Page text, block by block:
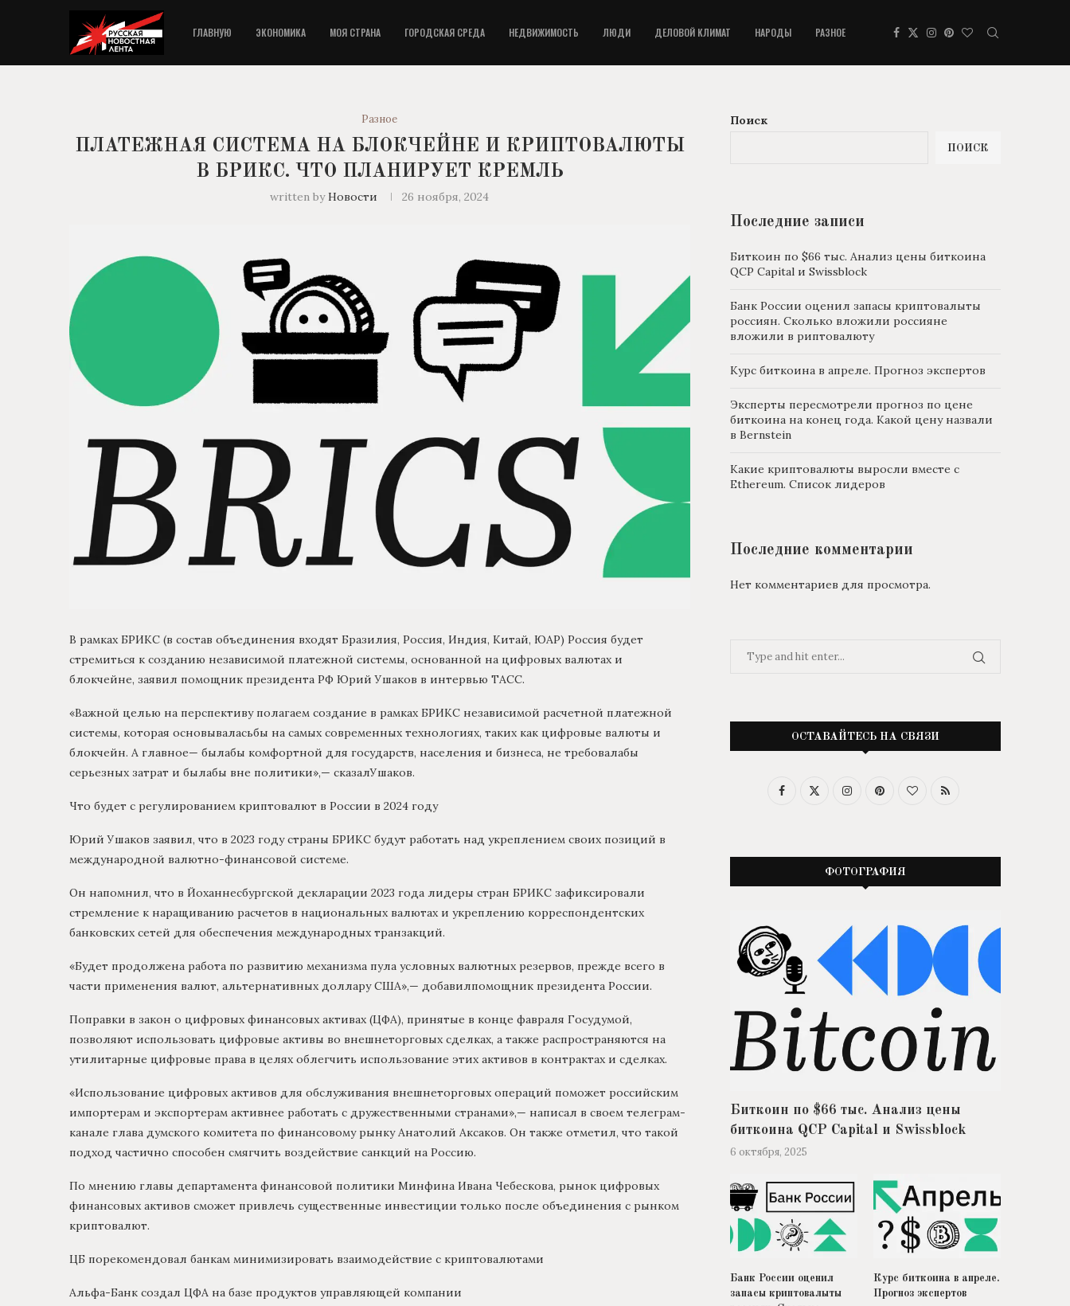
ГЛАВНУЮ ЭКОНОМИКА МОЯ СТРАНА ГОРОДСКАЯ СРЕДА НЕДВИЖИМОСТЬ ЛЮДИ ДЕЛОВОЙ КЛИМАТ НАРОДЫ РАЗНОЕ
Разное
ПЛАТЕЖНАЯ СИСТЕМА НА БЛОКЧЕЙНЕ И КРИПТОВАЛЮТЫ
В БРИКС. ЧТО ПЛАНИРУЕТ КРЕМЛЬ
written byНовости 26 ноября, 2024
В рамках БРИКС (в состав объединения входят Бразилия, Россия, Индия, Китай, ЮАР) Россия будет
стремиться к созданию независимой платежной системы, основанной на цифровых валютах и
блокчейне, заявил помощник президента РФ Юрий Ушаков в интервью ТАСС.
«Важной целью на перспективу полагаем создание в рамках БРИКС независимой расчетной платежной
системы, которая основываласьбы на самых современных технологиях, таких как цифровые валюты и
блокчейн. А главное— былабы комфортной для государств, населения и бизнеса, не требовалабы
серьезных затрат и былабы вне политики»,— сказалУшаков.
Что будет с регулированием криптовалют в России в 2024 году
Юрий Ушаков заявил, что в 2023 году страны БРИКС будут работать над укреплением своих позиций в
международной валютно-финансовой системе.
Он напомнил, что в Йоханнесбургской декларации 2023 года лидеры стран БРИКС зафиксировали
стремление к наращиванию расчетов в национальных валютах и укреплению корреспондентских
банковских сетей для обеспечения международных транзакций.
«Будет продолжена работа по развитию механизма пула условных валютных резервов, прежде всего в
части применения валют, альтернативных доллару США»,— добавилпомощник президента России.
Поправки в закон о цифровых финансовых активах (ЦФА), принятые в конце фавраля Госудумой,
позволяют использовать цифровые активы во внешнеторговых сделках, а также распространяются на
утилитарные цифровые права в целях облегчить использование этих активов в контрактах и сделках.
«Использование цифровых активов для обслуживания внешнеторговых операций поможет российским
импортерам и экспортерам активнее работать с дружественными странами»,— написал в своем телеграм-
канале глава думского комитета по финансовому рынку Анатолий Аксаков. Он также отметил, что такой
подход частично способен смягчить воздействие санкций на Россию.
По мнению главы департамента финансовой политики Минфина Ивана Чебескова, рынок цифровых
финансовых активов сможет привлечь существенные инвестиции только после объединения с рынком
криптовалют.
ЦБ порекомендовал банкам минимизировать взаимодействие с криптовалютами
Альфа-Банк создал ЦФА на базе продуктов управляющей компании
Поиск
ПОИСК
Последние записи
Биткоин по $66 тыс. Анализ цены биткоина
QCP Capital и Swissblock
Банк России оценил запасы криптовалыты
россиян. Сколько вложили россияне
вложили в риптовалюту
Курс биткоина в апреле. Прогноз экспертов
Эксперты пересмотрели прогноз по цене
биткоина на конец года. Какой цену назвали
в Bernstein
Какие криптовалюты выросли вместе с
Ethereum. Список лидеров
Последние комментарии
Нет комментариев для просмотра.
ОСТАВАЙТЕСЬ НА СВЯЗИ
ФОТОГРАФИЯ
Биткоин по $66 тыс. Анализ цены
биткоина QCP Capital и Swissblock
6 октября, 2025
Банк России оценил
запасы криптовалыты
Курс биткоина в апреле.
Прогноз экспертов